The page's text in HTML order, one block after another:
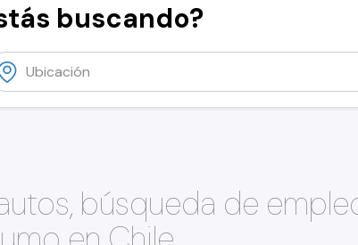
buscando?
búsqueda de